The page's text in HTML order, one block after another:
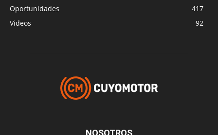
Oportunidades
417
Videos
92